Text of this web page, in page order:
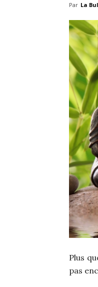
Par La
Plus
pas